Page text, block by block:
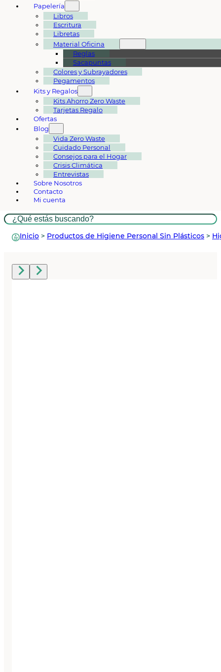
Papelería
Libros
Escritura
Libretas
Material Oficina
Reglas
Sacapuntas
Colores y Subrayadores
Pegamentos
Kits y Regalos
Kits Ahorro Zero Waste
Tarjetas Regalo
Ofertas
Blog
Vida Zero Waste
Cuidado Personal
Consejos para el Hogar
Crisis Climática
Entrevistas
Sobre Nosotros
Contacto
Mi cuenta
Buscar
Inicio > Productos de Higiene Personal Sin Plásticos >